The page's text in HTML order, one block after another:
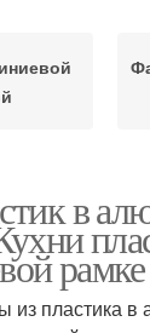
в
рамке
из пластика